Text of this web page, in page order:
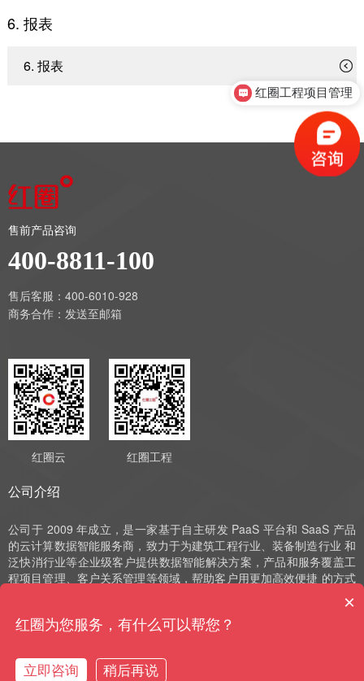
6. 报表
6. 报表
售前产品咨询
400-8811-100
售后客服：400-6010-928
商务合作： 发送至邮箱
红圈云 红圈工程
公司介绍
公司于 2009 年成立，是一家基于自主研发 PaaS 平台和 SaaS 产品
的云计算数据智能服务商，致力于为建筑工程行业、装备制造行业 和
泛快消行业等企业级客户提供数据智能解决方案，产品和服务覆盖工
程项目管理、客户关系管理等领域，帮助客户用更加高效便捷 的方式
实现数字化运营、管理和决策。公司深耕 SaaS 领域十余年，始终以
自主研发作为发展的驱动力，并获评国家高新技术企业、中 关村高新
技术企业、北京市“专精特新”小巨人和北京市“专精特新”中小企业等荣
红圈工程项目管理
×
红圈为您服务，有什么可以帮您？
立即咨询 稍后再说
购买咨询 售前电话